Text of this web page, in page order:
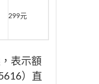
299元
表示額
）直